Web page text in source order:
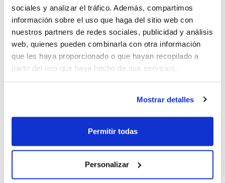
sociales y analizar el tráfico. Además, compartimos
información sobre el uso que haga del sitio web con
nuestros partners de redes sociales, publicidad y análisis
web, quienes pueden combinarla con otra información
que les haya proporcionado o que hayan recopilado a
partir del uso que haya hecho de sus servicios.
Mostrar detalles
Permitir todas
Personalizar
La presentación de este programa concitó una
elevada asistencia y contó con representación
municipal por parte deBernardo Moll, concejal de
Deportes, y del alcaldeCésar Sánchez , quien fue el
encargado de clausurar el encuentro.
La primera acción de 50 anys de bàsquet a Calp será
deportivo calpino. Está dirigido a niños y jóvenes de
hasta 17 años y será impartido por jugadores
profesionales y entrenadores superiores. El